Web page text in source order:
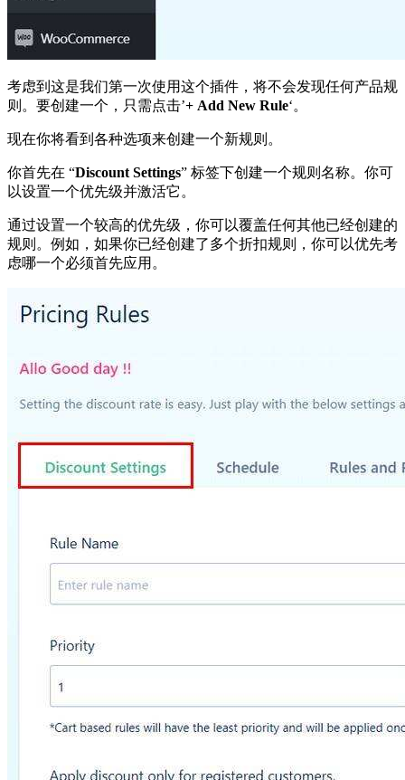
考虑到这是我们第一次使用这个插件，将不会发现任何产品规
则。要创建一个，只需点击’+ Add New Rule‘。
现在你将看到各种选项来创建一个新规则。
你首先在 “Discount Settings” 标签下创建一个规则名称。你可
以设置一个优先级并激活它。
通过设置一个较高的优先级，你可以覆盖任何其他已经创建的
规则。例如，如果你已经创建了多个折扣规则，你可以优先考
虑哪一个必须首先应用。